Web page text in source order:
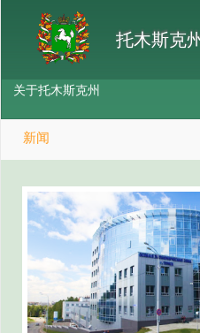
托木斯克
关于托木斯克州
新闻